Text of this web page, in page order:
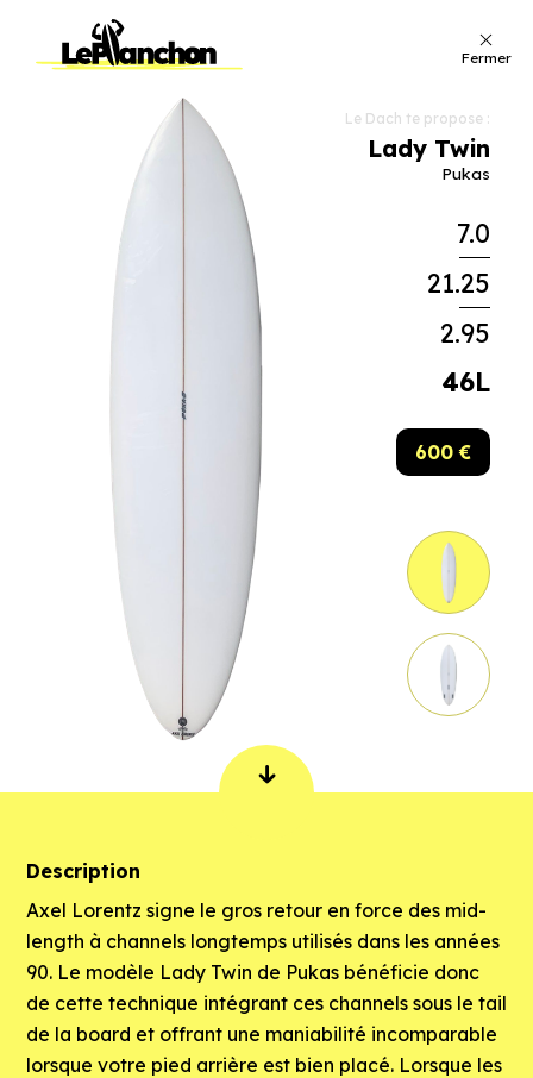
Le Dach te propose :
Lady Twin
Pukas
7.0
21.25
2.95
46L
600 €
Description
Axel Lorentz signe le gros retour en force des mid-
length à channels longtemps utilisés dans les années
90. Le modèle Lady Twin de Pukas bénéficie donc
de cette technique intégrant ces channels sous le tail
de la board et offrant une maniabilité incomparable
lorsque votre pied arrière est bien placé. Lorsque les
Fermer